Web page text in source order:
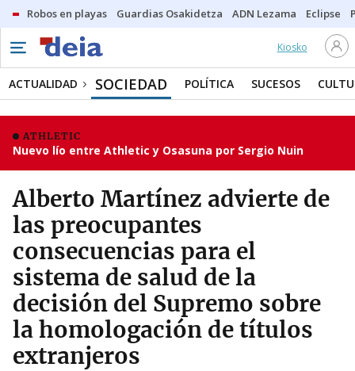
Robos en playas Guardias Osakidetza ADN Lezama Eclipse
Kiosko
ACTUALIDAD SOCIEDAD POLÍTICA SUCESOS
ATHLETIC
Nuevo lío entre Athletic y Osasuna por Sergio Nuin
Alberto Martínez advierte de
las preocupantes
consecuencias para el
sistema de salud de la
decisión del Supremo sobre
la homologación de títulos
extranjeros